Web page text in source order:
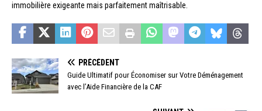
immobilière exigeante mais parfaitement maîtrisable.
PRÉCÉDENT
Guide Ultimatif pour Économiser sur Votre Déménagement
avec l’Aide Financière de la CAF